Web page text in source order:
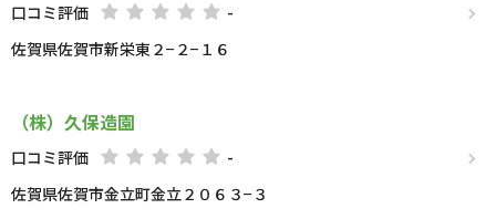
口コミ評価
-
佐賀県佐賀市新栄東２−２−１６
（株）久保造園
口コミ評価
-
佐賀県佐賀市金立町金立２０６３−３